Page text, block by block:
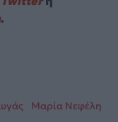
.
Μαρία Νεφέλη